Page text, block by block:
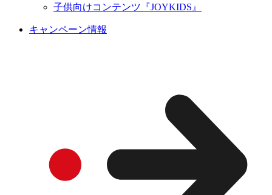
子供向けコンテンツ『JOYKIDS』
キャンペーン情報